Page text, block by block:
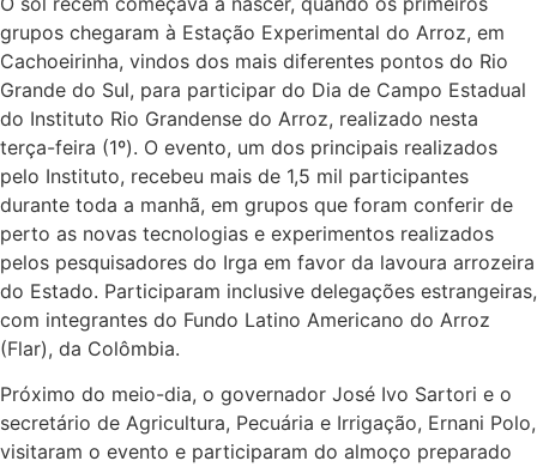
grupos chegaram à Estação Experimental do Arroz, em
Cachoeirinha, vindos dos mais diferentes pontos do Rio
Grande do Sul, para participar do Dia de Campo Estadual
do Instituto Rio Grandense do Arroz, realizado nesta
terça-feira (1º). O evento, um dos principais realizados
pelo Instituto, recebeu mais de 1,5 mil participantes
durante toda a manhã, em grupos que foram conferir de
perto as novas tecnologias e experimentos realizados
pelos pesquisadores do Irga em favor da lavoura arrozeira
do Estado. Participaram inclusive delegações estrangeiras,
com integrantes do Fundo Latino Americano do Arroz
(Flar), da Colômbia.
Próximo do meio-dia, o governador José Ivo Sartori e o
secretário de Agricultura, Pecuária e Irrigação, Ernani Polo,
visitaram o evento e participaram do almoço preparado